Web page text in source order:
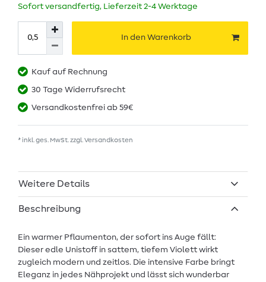
Sofort versandfertig, Lieferzeit 2-4 Werktage
In den Warenkorb
Kauf auf Rechnung
30 Tage Widerrufsrecht
Versandkostenfrei ab 59€
* inkl. ges. MwSt. zzgl. Versandkosten
Weitere Details
Beschreibung
Ein warmer Pflaumenton, der sofort ins Auge fällt:
Dieser edle Unistoff in sattem, tiefem Violett wirkt
zugleich modern und zeitlos. Die intensive Farbe bringt
Eleganz in jedes Nähprojekt und lässt sich wunderbar